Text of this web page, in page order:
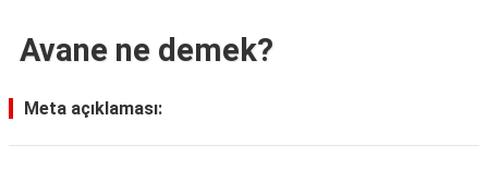
Avane ne demek?
Meta açıklaması: